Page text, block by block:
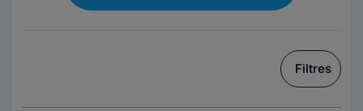
Filtres